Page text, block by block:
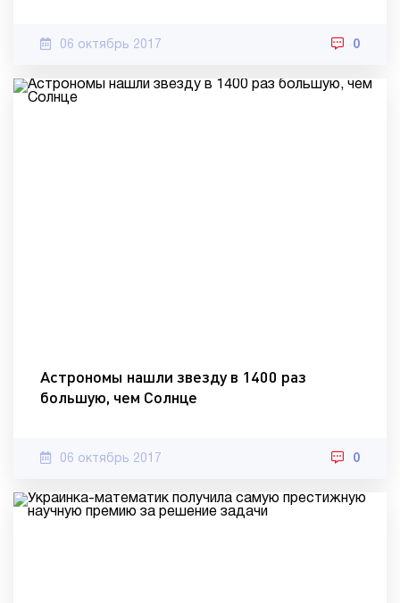
06 октябрь 2017 0
Астрономы нашли звезду в 1400 раз
большую, чем Солнце
06 октябрь 2017 0